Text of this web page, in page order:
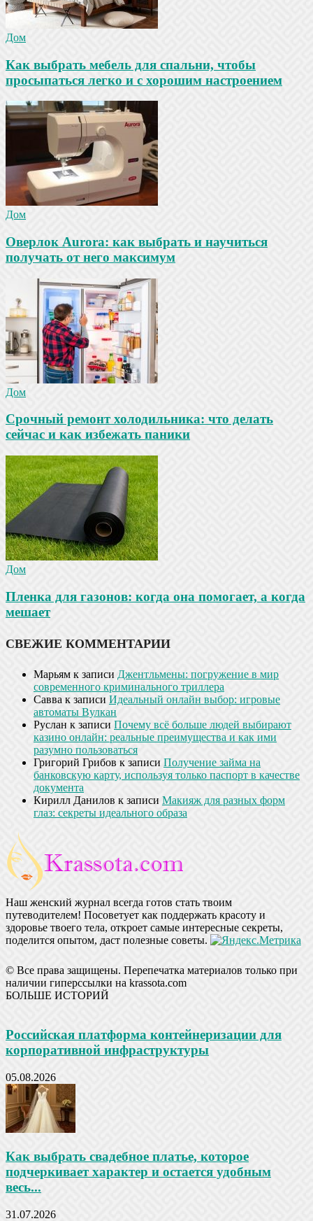
Дом
Как выбрать мебель для спальни, чтобы
просыпаться легко и с хорошим настроением
Дом
Оверлок Aurora: как выбрать и научиться
получать от него максимум
Дом
Срочный ремонт холодильника: что делать
сейчас и как избежать паники
Дом
Пленка для газонов: когда она помогает, а когда
мешает
СВЕЖИЕ КОММЕНТАРИИ
Марьям к записи Джентльмены: погружение в мир
современного криминального триллера
Савва к записи Идеальный онлайн выбор: игровые
автоматы Вулкан
Руслан к записи Почему всё больше людей выбирают
казино онлайн: реальные преимущества и как ими
разумно пользоваться
Григорий Грибов к записи Получение займа на
банковскую карту, используя только паспорт в качестве
документа
Кирилл Данилов к записи Макияж для разных форм
глаз: секреты идеального образа
Наш женский журнал всегда готов стать твоим
путеводителем! Посоветует как поддержать красоту и
здоровье твоего тела, откроет самые интересные секреты,
поделится опытом, даст полезные советы.
© Все права защищены. Перепечатка материалов только при
наличии гиперссылки на krassota.com
БОЛЬШЕ ИСТОРИЙ
Российская платформа контейнеризации для
корпоративной инфраструктуры
05.08.2026
Как выбрать свадебное платье, которое
подчеркивает характер и остается удобным
весь...
31.07.2026